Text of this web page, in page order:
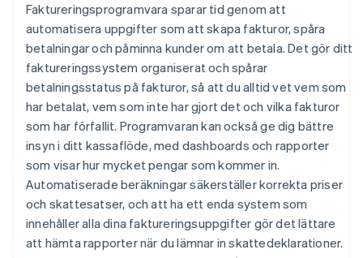
Faktureringsprogramvara sparar tid genom att
automatisera uppgifter som att skapa fakturor, spåra
betalningar och påminna kunder om att betala. Det gör ditt
faktureringssystem organiserat och spårar
betalningsstatus på fakturor, så att du alltid vet vem som
har betalat, vem som inte har gjort det och vilka fakturor
som har förfallit. Programvaran kan också ge dig bättre
insyn i ditt kassaflöde, med dashboards och rapporter
som visar hur mycket pengar som kommer in.
Automatiserade beräkningar säkerställer korrekta priser
och skattesatser, och att ha ett enda system som
innehåller alla dina faktureringsuppgifter gör det lättare
att hämta rapporter när du lämnar in skattedeklarationer.